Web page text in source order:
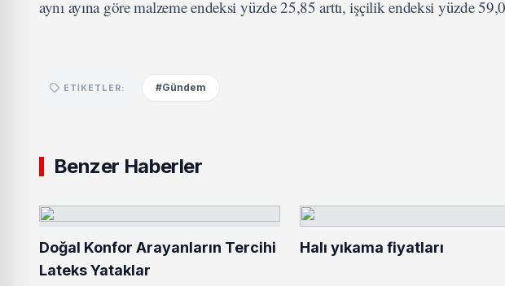
aynı ayına göre malzeme endeksi yüzde 25,85 arttı, işçilik endeksi yüzde
ETIKETLER: #Gündem
Benzer Haberler
Doğal Konfor Arayanların Tercihi
Lateks Yataklar
Halı yıkama fiyatları